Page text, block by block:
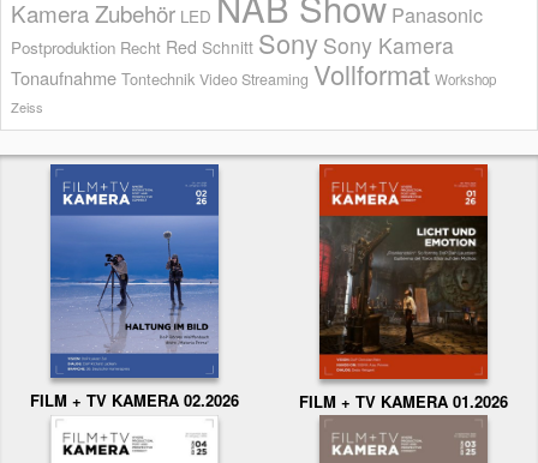
Kamera Zubehör LED Panasonic
Postproduktion Recht Red Schnitt Sony Sony Kamera
Tonaufnahme Tontechnik Video Streaming Vollformat Workshop
Zeiss
FILM + TV KAMERA 02.2026 FILM + TV KAMERA 01.2026